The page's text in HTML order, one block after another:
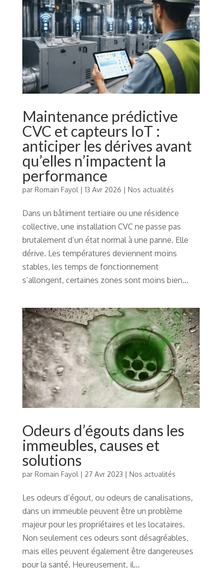
Maintenance prédictive
CVC et capteurs IoT :
anticiper les dérives avant
qu’elles n’impactent la
performance
par Romain Fayol | 13 Avr 2026 | Nos actualités
Dans un bâtiment tertiaire ou une résidence
collective, une installation CVC ne passe pas
brutalement d’un état normal à une panne. Elle
dérive. Les températures deviennent moins
stables, les temps de fonctionnement
s’allongent, certaines zones sont moins bien...
Odeurs d’égouts dans les
immeubles, causes et
solutions
par Romain Fayol | 27 Avr 2023 | Nos actualités
Les odeurs d’égout, ou odeurs de canalisations,
dans un immeuble peuvent être un problème
majeur pour les propriétaires et les locataires.
Non seulement ces odeurs sont désagréables,
mais elles peuvent également être dangereuses
pour la santé. Heureusement, il...